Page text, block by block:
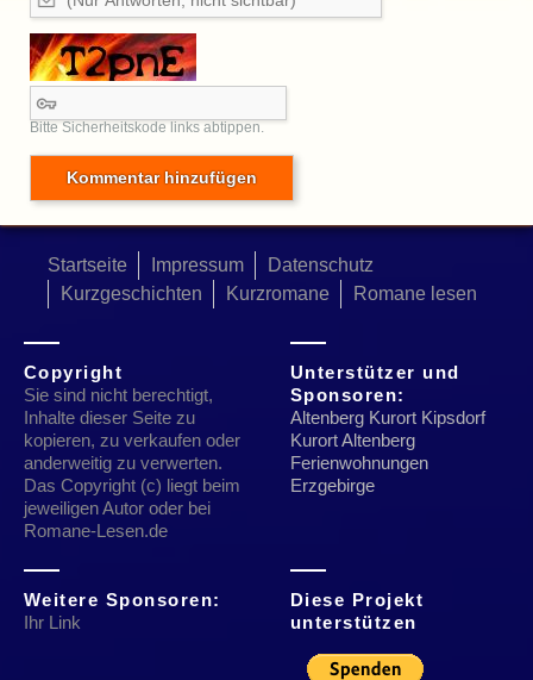
Bitte Sicherheitskode links abtippen.
Startseite Impressum
Datenschutz
Kurzgeschichten
Kurzromane Romane lesen
Copyright
Sie sind nicht berechtigt,
Inhalte dieser Seite zu
kopieren, zu verkaufen oder
anderweitig zu verwerten.
Das Copyright (c) liegt beim
jeweiligen Autor oder bei
Romane-Lesen.de
Unterstützer und
Sponsoren:
Altenberg Kurort Kipsdorf
Kurort Altenberg
Ferienwohnungen
Erzgebirge
Weitere Sponsoren:
Ihr Link
Diese Projekt
unterstützen